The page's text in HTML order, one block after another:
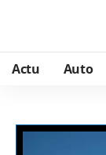
Actu Auto